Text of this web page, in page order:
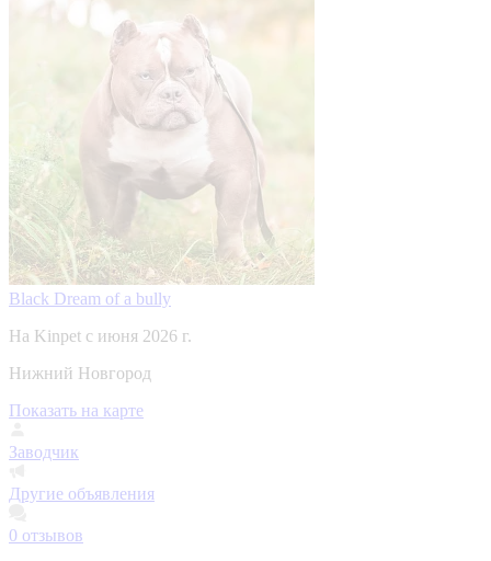
Black Dream of a bully
На Kinpet c июня 2026 г.
Нижний Новгород
Показать на карте
Заводчик
Другие объявления
0 отзывов